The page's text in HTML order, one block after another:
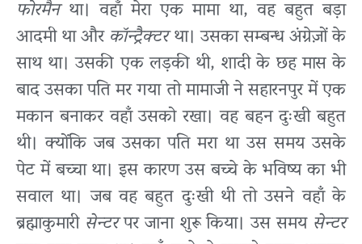
फोरमैनथा। वहाँ मेरा एक मामा था, वह बहुत बड़ा
आदमी था औरकॉन्ट्रैक्टरथा। उसका सम्बन्ध अंग्रेज़ों के
साथ था। उसकी एक लड़की थी, शादी के छह मास के
बाद उसका पति मर गया तो मामाजी ने सहारनपुर में एक
मकान बनाकर वहाँ उसको रखा। वह बहन दुःखी बहुत
थी। क्योंकि जब उसका पति मरा था उस समय उसके
पेट में बच्चा था। इस कारण उस बच्चे के भविष्य का भी
सवाल था। जब वह बहुत दुःखी थी तो उसने वहाँ के
ब्रह्माकुमारीसेन्टरपर जाना शुरू किया। उस समयसेन्टर